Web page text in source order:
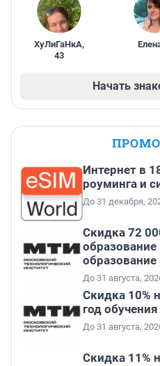
ХуЛиГаНкА,
43
Начать
Интернет в
роуминга и
До 31 декабря,
Скидка 72
образование
До 31 августа,
Скидка 10%
год обучения
До 31 августа,
Скидка 11%